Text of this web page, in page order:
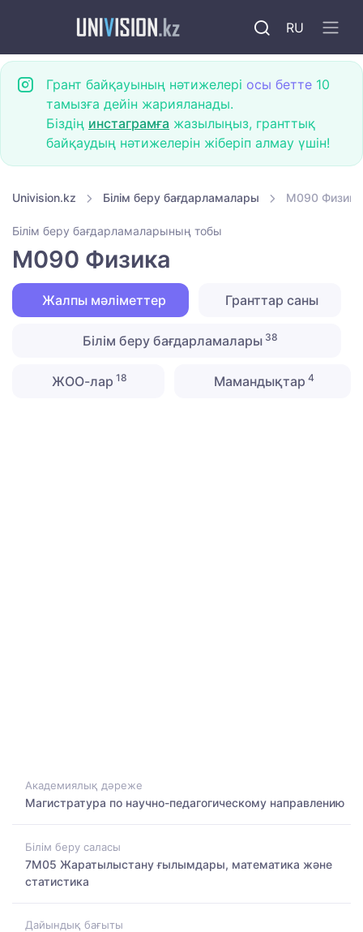
RU
Грант байқауының нәтижелері осы бетте 10
тамызға дейін жарияланады.
Біздің инстаграмға жазылыңыз, гранттық
байқаудың нәтижелерін жіберіп алмау үшін!
Univision.kz Білім беру бағдарламалары M090 Физика
Білім беру бағдарламаларының тобы
M090 Физика
Жалпы мәліметтер Гранттар саны
Білім беру бағдарламалары38
ЖОО-лар 18 Мамандықтар 4
Академиялық дәреже
Магистратура по научно-педагогическому направлению
Білім беру саласы
7M05 Жаратылыстану ғылымдары, математика және
статистика
Дайындық бағыты